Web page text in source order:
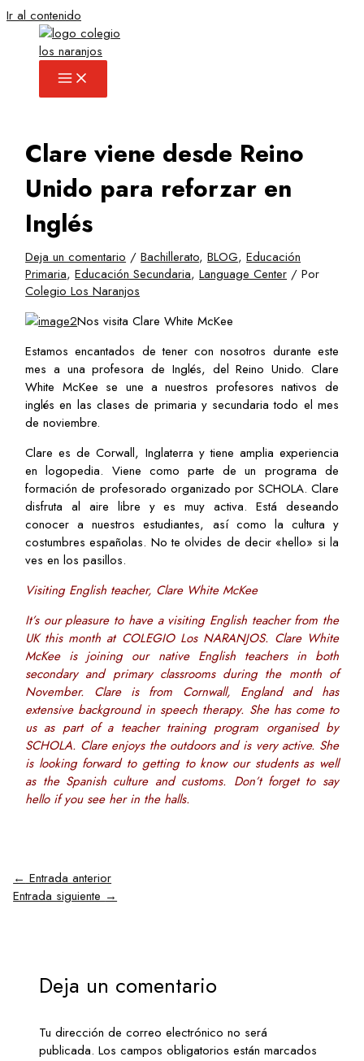
Ir al contenido
Clare viene desde Reino
Unido para reforzar en
Inglés
Deja un comentario /Bachillerato,BLOG,Educación
Primaria,Educación Secundaria,Language Center / Por
Colegio Los Naranjos
Nos visita Clare White McKee
Estamos encantados de tener con nosotros durante este
mes a una profesora de Inglés, del Reino Unido. Clare
White McKee se une a nuestros profesores nativos de
inglés en las clases de primaria y secundaria todo el mes
de noviembre.
Clare es de Corwall, Inglaterra y tiene amplia experiencia
en logopedia. Viene como parte de un programa de
formación de profesorado organizado por SCHOLA. Clare
disfruta al aire libre y es muy activa. Está deseando
conocer a nuestros estudiantes, así como la cultura y
costumbres españolas. No te olvides de decir «hello» si la
ves en los pasillos.
Visiting English teacher, Clare White McKee
It’s our pleasure to have a visiting English teacher from the
UK this month at COLEGIO Los NARANJOS. Clare White
McKee is joining our native English teachers in both
secondary and primary classrooms during the month of
November. Clare is from Cornwall, England and has
extensive background in speech therapy. She has come to
us as part of a teacher training program organised by
SCHOLA. Clare enjoys the outdoors and is very active. She
is looking forward to getting to know our students as well
as the Spanish culture and customs. Don’t forget to say
hello if you see her in the halls.
← Entrada anterior
Entrada siguiente →
Deja un comentario
Tu dirección de correo electrónico no será
publicada. Los campos obligatorios están marcados